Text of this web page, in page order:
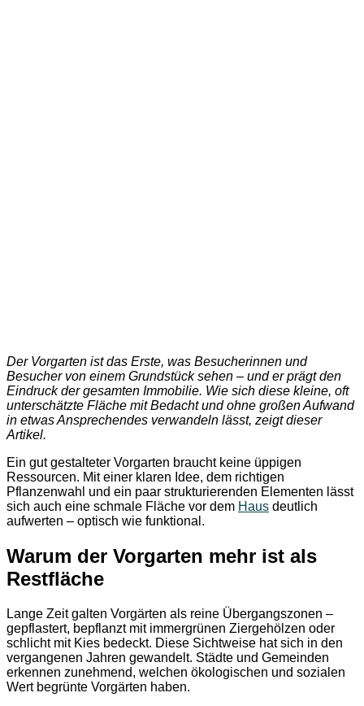
Der Vorgarten ist das Erste, was Besucherinnen und
Besucher von einem Grundstück sehen – und er prägt den
Eindruck der gesamten Immobilie. Wie sich diese kleine, oft
unterschätzte Fläche mit Bedacht und ohne großen Aufwand
in etwas Ansprechendes verwandeln lässt, zeigt dieser
Artikel.
Ein gut gestalteter Vorgarten braucht keine üppigen
Ressourcen. Mit einer klaren Idee, dem richtigen
Pflanzenwahl und ein paar strukturierenden Elementen lässt
sich auch eine schmale Fläche vor dem Haus deutlich
aufwerten – optisch wie funktional.
Warum der Vorgarten mehr ist als
Restfläche
Lange Zeit galten Vorgärten als reine Übergangszonen –
gepflastert, bepflanzt mit immergrünen Ziergehölzen oder
schlicht mit Kies bedeckt. Diese Sichtweise hat sich in den
vergangenen Jahren gewandelt. Städte und Gemeinden
erkennen zunehmend, welchen ökologischen und sozialen
Wert begrünte Vorgärten haben.